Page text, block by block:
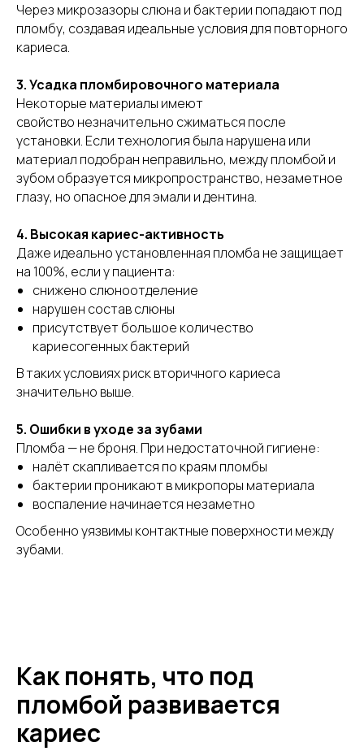
Через микрозазоры слюна и бактерии попадают под
пломбу, создавая идеальные условия для повторного
кариеса.
3. Усадка пломбировочного материала
Некоторые материалы имеют
свойство незначительно сжиматься после
установки. Если технология была нарушена или
материал подобран неправильно, между пломбой и
зубом образуется микропространство, незаметное
глазу, но опасное для эмали и дентина.
4. Высокая кариес-активность
Даже идеально установленная пломба не защищает
на 100%, если у пациента:
снижено слюноотделение
нарушен состав слюны
присутствует большое количество
кариесогенных бактерий
В таких условиях риск вторичного кариеса
значительно выше.
5. Ошибки в уходе за зубами
Пломба — не броня. При недостаточной гигиене:
налёт скапливается по краям пломбы
бактерии проникают в микропоры материала
воспаление начинается незаметно
Особенно уязвимы контактные поверхности между
зубами.
Как понять, что под
пломбой развивается
кариес